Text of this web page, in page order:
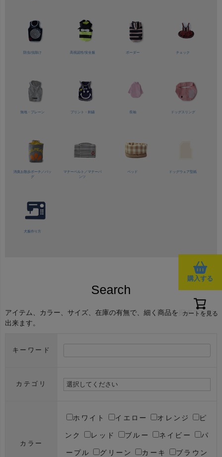
購入する
カートを見る
防虫/虫除け 高視認性/安全服 ボーダー チェック
無地・プレーン プリント・刺繍 長袖 ドッグスリング
消臭お散歩ポーチ／バッ
グ
マナーベルト／ マナーパ
ンツ
ベッド ドッグウェア型紙
犬服作り方
Search
アイテム、カラー、サイズ、在庫の有無で、細く商品を探すことが
出来ます。
キーワード
カテゴリ
カラー
ホワイト イエロー オレンジ ピ
ンク レッド ブルー ネイビー パ
ープル グリーン カーキ ブラウン